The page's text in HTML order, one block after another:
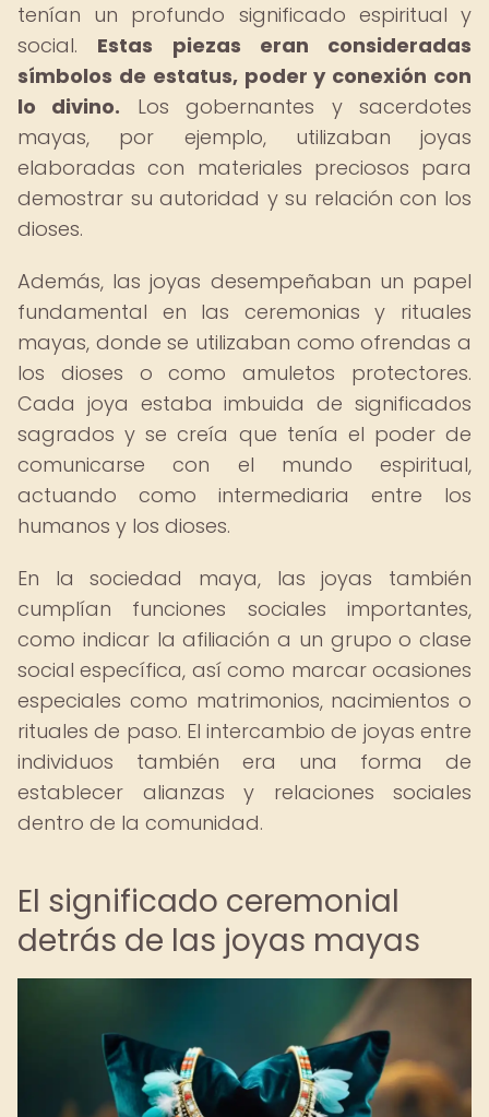
tenían un profundo significado espiritual y
social. Estas piezas eran consideradas
símbolos de estatus, poder y conexión con
lo divino. Los gobernantes y sacerdotes
mayas, por ejemplo, utilizaban joyas
elaboradas con materiales preciosos para
demostrar su autoridad y su relación con los
dioses.
Además, las joyas desempeñaban un papel
fundamental en las ceremonias y rituales
mayas, donde se utilizaban como ofrendas a
los dioses o como amuletos protectores.
Cada joya estaba imbuida de significados
sagrados y se creía que tenía el poder de
comunicarse con el mundo espiritual,
actuando como intermediaria entre los
humanos y los dioses.
En la sociedad maya, las joyas también
cumplían funciones sociales importantes,
como indicar la afiliación a un grupo o clase
social específica, así como marcar ocasiones
especiales como matrimonios, nacimientos o
rituales de paso. El intercambio de joyas entre
individuos también era una forma de
establecer alianzas y relaciones sociales
dentro de la comunidad.
El significado ceremonial
detrás de las joyas mayas